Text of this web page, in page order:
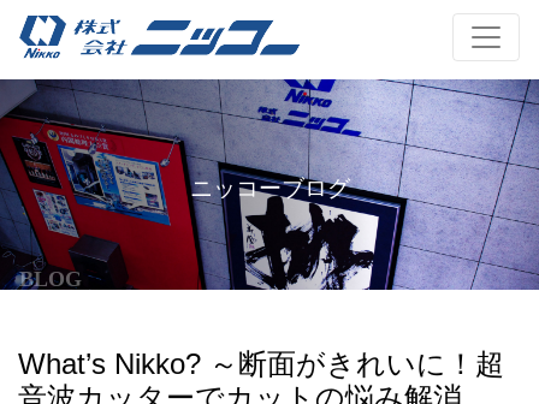
BLOG
ニッコーブログ
What’s Nikko? ～断面がきれいに！超